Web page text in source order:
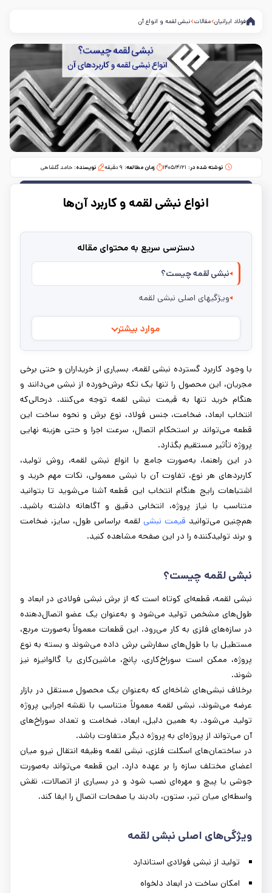
فولاد ایرانیان مقالات نبشی لقمه و انواع آن
نوشته شده در: ۱۴۰۵/۴/۲۱ زمان مطالعه:‌ ۹ دقیقه نویسنده: حامد گلشاهی
انواع نبشی لقمه و کاربرد آن‌ها
دسترسی سریع به محتوای مقاله
نبشی لقمه چیست؟
ویژگیهای اصلی نبشی لقمه
موارد بیشتر
با وجود کاربرد گسترده نبشی لقمه، بسیاری از خریداران و حتی برخی
مجریان، این محصول را تنها یک تکه برش‌خورده از نبشی می‌دانند و
هنگام خرید تنها به قیمت نبشی لقمه توجه می‌کنند. درحالی‌که
انتخاب ابعاد، ضخامت، جنس فولاد، نوع برش و نحوه ساخت این
قطعه می‌تواند بر استحکام اتصال، سرعت اجرا و حتی هزینه نهایی
پروژه تأثیر مستقیم بگذارد.
در این راهنما، به‌صورت جامع با انواع نبشی لقمه، روش تولید،
کاربردهای هر نوع، تفاوت آن با نبشی معمولی، نکات مهم خرید و
اشتباهات رایج هنگام انتخاب این قطعه آشنا می‌شوید تا بتوانید
متناسب با نیاز پروژه، انتخابی دقیق و آگاهانه داشته باشید.
هم‌چنین می‌توانید قیمت نبشی لقمه براساس طول، سایز، ضخامت
و برند تولیدکننده را در این صفحه مشاهده کنید.
نبشی لقمه چیست؟
نبشی لقمه، قطعه‌ای کوتاه است که از برش نبشی فولادی در ابعاد و
طول‌های مشخص تولید می‌شود و به‌عنوان یک عضو اتصال‌دهنده
در سازه‌های فلزی به کار می‌رود. این قطعات معمولاً به‌صورت مربع،
مستطیل یا با طول‌های سفارشی برش داده می‌شوند و بسته به نوع
پروژه، ممکن است سوراخ‌کاری، پانچ، ماشین‌کاری یا گالوانیزه نیز
شوند.
برخلاف نبشی‌های شاخه‌ای که به‌عنوان یک محصول مستقل در بازار
عرضه می‌شوند، نبشی لقمه معمولاً متناسب با نقشه اجرایی پروژه
تولید می‌شود. به همین دلیل، ابعاد، ضخامت و تعداد سوراخ‌های
آن می‌تواند از پروژه‌ای به پروژه دیگر متفاوت باشد.
در ساختمان‌های اسکلت فلزی، نبشی لقمه وظیفه انتقال نیرو میان
اعضای مختلف سازه را بر عهده دارد. این قطعه می‌تواند به‌صورت
جوشی یا پیچ و مهره‌ای نصب شود و در بسیاری از اتصالات، نقش
واسطه‌ای میان تیر، ستون، بادبند یا صفحات اتصال را ایفا کند.
ویژگی‌های اصلی نبشی لقمه
تولید از نبشی فولادی استاندارد
امکان ساخت در ابعاد دلخواه